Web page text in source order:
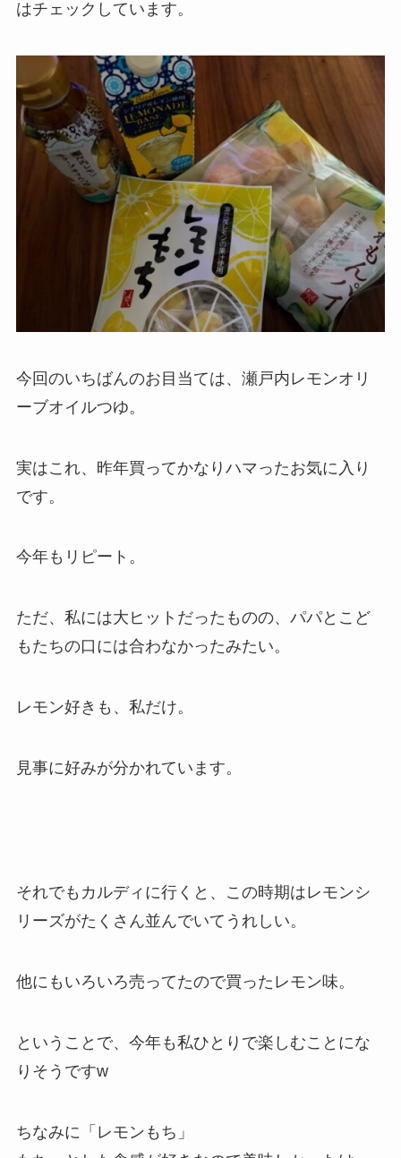
はチェックしています。
今回のいちばんのお目当ては、瀬戸内レモンオリ
ーブオイルつゆ。
実はこれ、昨年買ってかなりハマったお気に入り
です。
今年もリピート。
ただ、私には大ヒットだったものの、パパとこど
もたちの口には合わなかったみたい。
レモン好きも、私だけ。
見事に好みが分かれています。
それでもカルディに行くと、この時期はレモンシ
リーズがたくさん並んでいてうれしい。
他にもいろいろ売ってたので買ったレモン味。
ということで、今年も私ひとりで楽しむことにな
りそうですw
ちなみに「レモンもち」